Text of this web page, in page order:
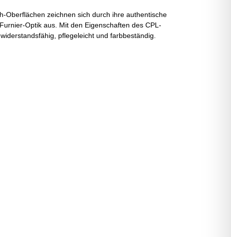
Oberflächen zeichnen sich durch ihre authentische
Optik aus. Mit den Eigenschaften des CPL-
pflegeleicht und farbbeständig.